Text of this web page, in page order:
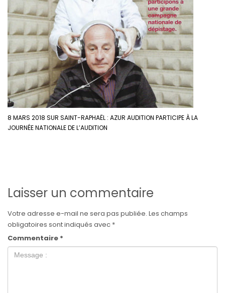
8 MARS 2018 SUR SAINT-RAPHAËL : AZUR AUDITION PARTICIPE À LA
JOURNÉE NATIONALE DE L’AUDITION
Laisser un commentaire
Votre adresse e-mail ne sera pas publiée. Les champs
obligatoires sont indiqués avec *
Commentaire *